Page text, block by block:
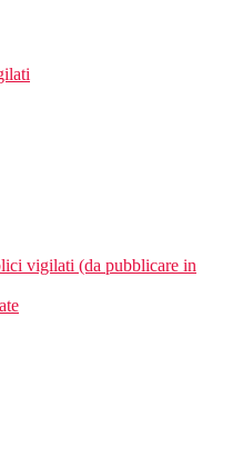
vigilati (da pubblicare in